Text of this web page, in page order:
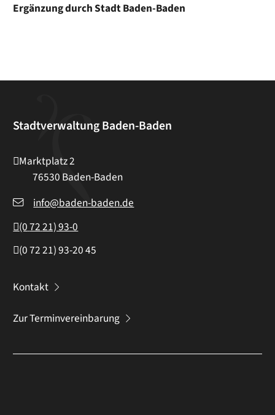
Ergänzung durch Stadt Baden-Baden
Stadtverwaltung Baden-Baden
Marktplatz 2
76530 Baden-Baden
info@baden-baden.de
(07221) 93-0
(07221) 93-2045
Kontakt
Zur Terminvereinbarung